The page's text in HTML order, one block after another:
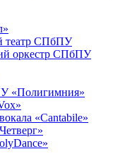
театр СПбПУ
оркестр СПбПУ
«Полигимния»
«Cantabile»